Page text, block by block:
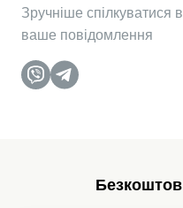
Зручніше
ваше повідомлення